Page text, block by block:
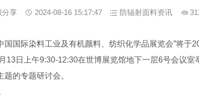
分享 2024-08-16 15:17:47 防辐射面料资讯
国国际染料工业及有机颜料、纺织化学品展览会”将于
13日上午9:30-12:30在世博展览馆地下一层6号会议室
题的专题研讨会。